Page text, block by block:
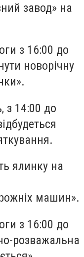
завод» на
з 16:00 до
новорічну
з 14:00 до
ялинку на
машин».
з 16:00 до
розважальна